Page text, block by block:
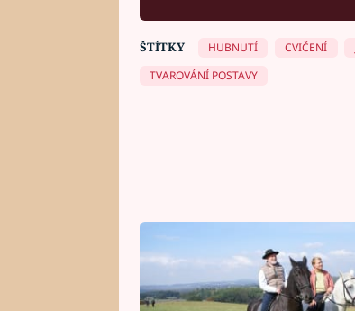
ŠTÍTKY HUBNUTÍ CVIČENÍ
TVAROVÁNÍ POSTAVY